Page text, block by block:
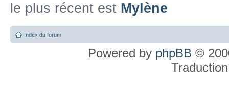
le plus récent est Mylène
Index du forum
Powered by phpBB ©